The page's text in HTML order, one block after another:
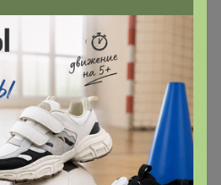
403,8р
Салатник White Fusion 750
мл, 15,5 см, P.L. Proff Cuisine